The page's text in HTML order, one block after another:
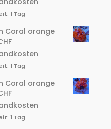
1 Tag
Coral orange
1 Tag
Coral orange
1 Tag